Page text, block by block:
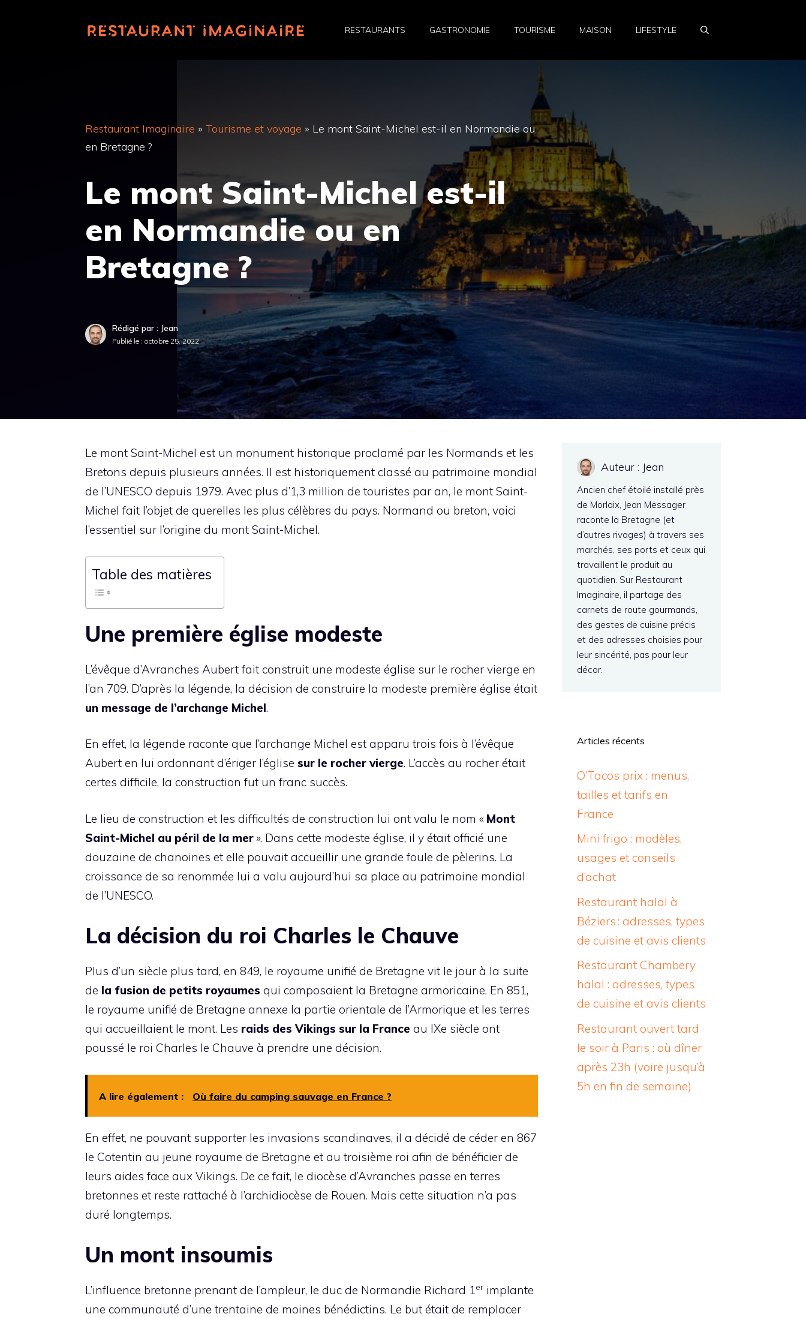
RESTAURANTS GASTRONOMIE TOURISME MAISON LIFESTYLE
Restaurant Imaginaire » Tourisme et voyage » Le mont Saint-Michel est-il en Normandie ou
en Bretagne ?
Le mont Saint-Michel est-il
en Normandie ou en
Bretagne ?
Rédigé par : Jean
Publié le : octobre 25, 2022
Le mont Saint-Michel est un monument historique proclamé par les Normands et les
Bretons depuis plusieurs années. Il est historiquement classé au patrimoine mondial
de l’UNESCO depuis 1979. Avec plus d’1,3 million de touristes par an, le mont Saint-
Michel fait l’objet de querelles les plus célèbres du pays. Normand ou breton, voici
l’essentiel sur l’origine du mont Saint-Michel.
Table des matières
Une première église modeste
L’évêque d’Avranches Aubert fait construit une modeste église sur le rocher vierge en
l’an 709. D’après la légende, la décision de construire la modeste première église était
un message de l’archange Michel.
En effet, la légende raconte que l’archange Michel est apparu trois fois à l’évêque
Aubert en lui ordonnant d’ériger l’église sur le rocher vierge. L’accès au rocher était
certes difficile, la construction fut un franc succès.
Le lieu de construction et les difficultés de construction lui ont valu le nom « Mont
Saint-Michel au péril de la mer». Dans cette modeste église, il y était officié une
douzaine de chanoines et elle pouvait accueillir une grande foule de pèlerins. La
croissance de sa renommée lui a valu aujourd’hui sa place au patrimoine mondial
de l’UNESCO.
La décision du roi Charles le Chauve
Plus d’un siècle plus tard, en 849, le royaume unifié de Bretagne vit le jour à la suite
de la fusion de petits royaumes qui composaient la Bretagne armoricaine. En 851,
le royaume unifié de Bretagne annexe la partie orientale de l’Armorique et les terres
qui accueillaient le mont. Les raids des Vikings sur la France au IXe siècle ont
poussé le roi Charles le Chauve à prendre une décision.
A lire également : Où faire du camping sauvage en France ?
En effet, ne pouvant supporter les invasions scandinaves, il a décidé de céder en 867
le Cotentin au jeune royaume de Bretagne et au troisième roi afin de bénéficier de
leurs aides face aux Vikings. De ce fait, le diocèse d’Avranches passe en terres
bretonnes et reste rattaché à l’archidiocèse de Rouen. Mais cette situation n’a pas
duré longtemps.
Un mont insoumis
L’influence bretonne prenant de l’ampleur, le duc de Normandie Richard 1er implante
une communauté d’une trentaine de moines bénédictins. Le but était de remplacer
Auteur : Jean
Ancien chef étoilé installé près
de Morlaix, Jean Messager
raconte la Bretagne (et
d’autres rivages) à travers ses
marchés, ses ports et ceux qui
travaillent le produit au
quotidien. Sur Restaurant
Imaginaire, il partage des
carnets de route gourmands,
des gestes de cuisine précis
et des adresses choisies pour
leur sincérité, pas pour leur
décor.
Articles récents
O’Tacos prix : menus,
tailles et tarifs en
France
Mini frigo : modèles,
usages et conseils
d’achat
Restaurant halal à
Béziers : adresses, types
de cuisine et avis clients
Restaurant Chambery
halal : adresses, types
de cuisine et avis clients
Restaurant ouvert tard
le soir à Paris : où dîner
après 23h (voire jusqu’à
5h en fin de semaine)